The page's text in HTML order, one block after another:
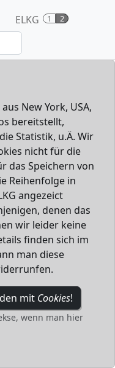
ELKG 1 2
aus New York, USA,
bereitstellt,
Statistik, u.Ä. Wir
nicht für die
das Speichern von
Reihenfolge in
angezeict
denen das
wir leider keine
finden sich im
man diese
mit Cookies!
wenn man hier